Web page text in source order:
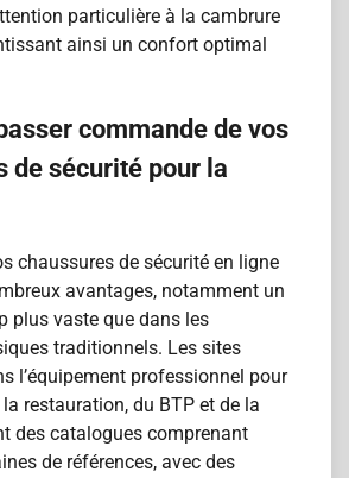
particulière à la cambrure
ainsi un confort optimal
commande de vos
de sécurité pour la
chaussures de sécurité en ligne
avantages, notamment un
plus vaste que dans les
traditionnels. Les sites
l’équipement professionnel pour
la restauration, du BTP et de la
des catalogues comprenant
de références, avec des